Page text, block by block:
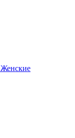
Женские